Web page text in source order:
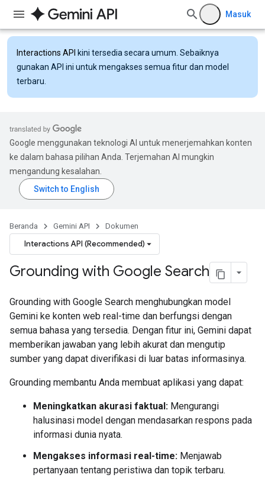
Masuk
Interactions API kini tersedia secara umum. Sebaiknya
gunakan API ini untuk mengakses semua fitur dan model
terbaru.
Google menggunakan teknologi AI untuk menerjemahkan konten
ke dalam bahasa pilihan Anda. Terjemahan AI mungkin
mengandung kesalahan.
Beranda Gemini API Dokumen
Interactions API (Recommended)
Grounding with Google Search
Grounding with Google Search menghubungkan model
Gemini ke konten web real-time dan berfungsi dengan
semua bahasa yang tersedia. Dengan fitur ini, Gemini dapat
memberikan jawaban yang lebih akurat dan mengutip
sumber yang dapat diverifikasi di luar batas informasinya.
Grounding membantu Anda membuat aplikasi yang dapat:
Meningkatkan akurasi faktual: Mengurangi
halusinasi model dengan mendasarkan respons pada
informasi dunia nyata.
Mengakses informasi real-time: Menjawab
pertanyaan tentang peristiwa dan topik terbaru.